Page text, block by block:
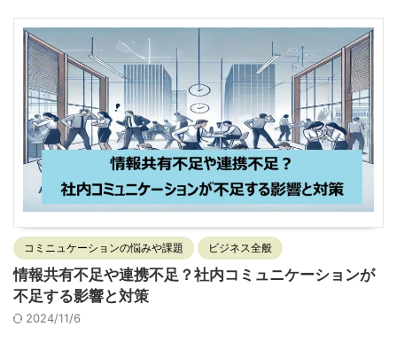
コミニュケーションの悩みや課題 ビジネス全般
情報共有不足や連携不足？社内コミュニケーションが
不足する影響と対策
2024/11/6